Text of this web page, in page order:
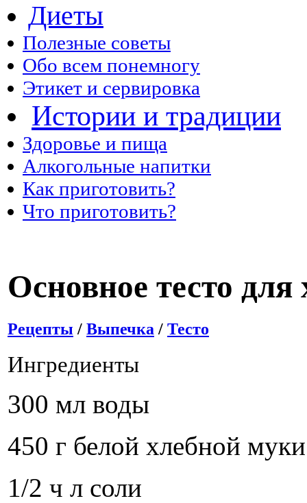
Диеты
Полезные советы
Обо всем понемногу
Этикет и сервировка
Истории и традиции
Здоровье и пища
Алкогольные напитки
Как приготовить?
Что приготовить?
Основное тесто для
Рецепты / Выпечка / Тесто
Ингредиенты
300 мл воды
450 г белой хлебной
1/2 ч л соли